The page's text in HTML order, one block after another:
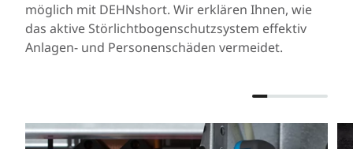
möglich mit DEHNshort. Wir erklären Ihnen, wie
das aktive Störlichtbogenschutzsystem effektiv
Anlagen- und Personenschäden vermeidet.